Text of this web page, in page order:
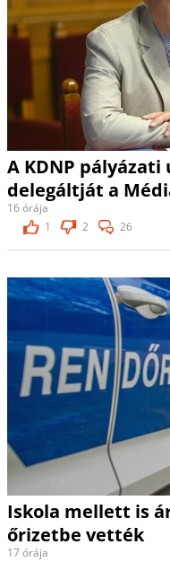
A KDNP
delegáltját a
16 órája
1
2 26
Iskola mellett is
őrizetbe vették
17 órája